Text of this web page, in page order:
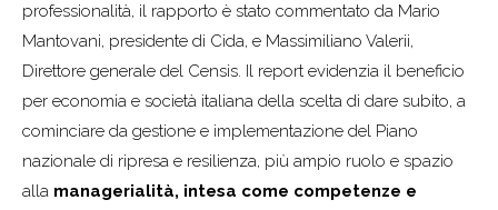
professionalità, il rapporto è stato commentato da Mario
Mantovani, presidente di Cida, e Massimiliano Valerii,
Direttore generale del Censis. Il report evidenzia il beneficio
per economia e società italiana della scelta di dare subito, a
cominciare da gestione e implementazione del Piano
nazionale di ripresa e resilienza, più ampio ruolo e spazio
alla managerialità, intesa come competenze e